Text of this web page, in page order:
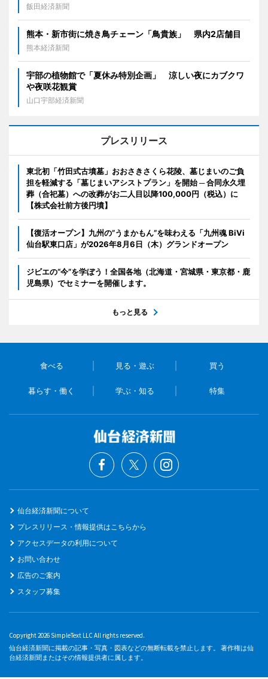
飯田経済新聞
熊本・新市街に焼き鳥チェーン「鳥貴族」 県内2店舗目
熊本経済新聞
宇部の植物館で「夏休み特別企画」 涼しい夜にカブクワ
や夜咲花観賞
山口宇部経済新聞
プレスリリース
東北初「竹田式古墳墓」おおさきさくら花陵、墓じまいのご負
担を軽減する「墓じまいアシストプラン」を開始 ─ 合同永久埋
葬（合祀墓）への改葬がお二人目以降100,000円（税込）に
【株式会社前方後円墳】
【復活オープン】九州の”うまかもん”を味わえる「九州魂 BiVi
仙台駅東口店」が2026年8月6日（木）グランドオープン
ジビエの“今”を学ぼう！全国各地（北海道・宮城県・東京都・鹿
児島県）でセミナーを開催します。
もっと見る
食べる 見る・遊ぶ 買う
暮らす・働く 学ぶ・知る 特集
仙台経済新聞について
プレスリリース・情報提供はこちらから
アクセスデータの利用について
お問い合わせ
広告のご案内
スタッフ募集
Copyright 2026 SimpleText LLC All rights reserved.
仙台経済新聞に掲載の記事・写真・図表などの無断転載を禁止します。 著作権は仙
台経済新聞またはその情報提供者に属します。